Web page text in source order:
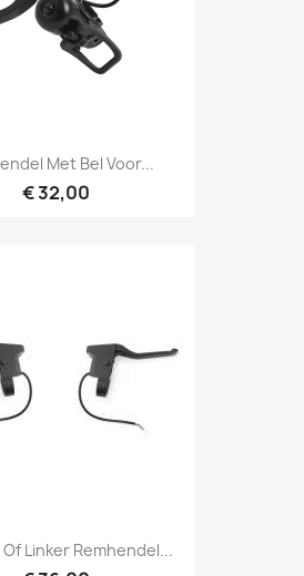
Met Bel Voor...
€ 32,00
Linker Remhendel...